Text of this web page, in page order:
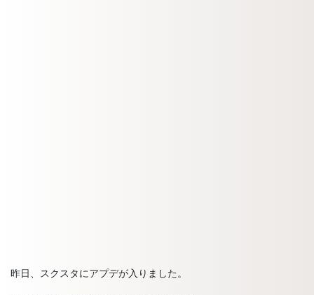
昨日、スクスタにアプデが入りました。